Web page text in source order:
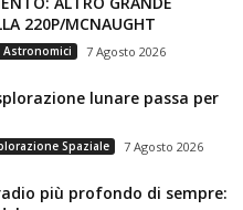
220P/MCNAUGHT
Astronomici 7 Agosto 2026
lunare passa per
Spaziale 7 Agosto 2026
più profondo di sempre: